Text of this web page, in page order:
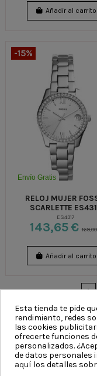
Añadir al carrito
Envío Gratis
-15%
RELOJ MUJER
SCARLETTE
ES4317
143,65 €
Añadir al carrito
1
CATEGORÍAS
INFORMACIÓN
Esta tienda te pide
rendimiento, redes
las cookies
ofrecerte funciones
personalizados.
de datos personales
aquí los detalles